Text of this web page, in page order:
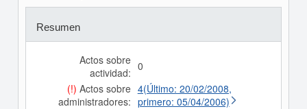
Resumen
Actos sobre
actividad: 0
(!) Actos sobre
administradores:
4(Último: 20/02/2008,
primero: 05/04/2006)